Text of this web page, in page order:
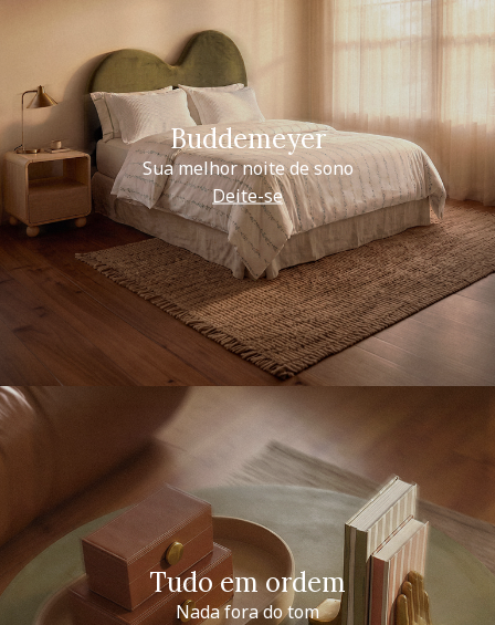
Buddemeyer
Sua melhor noite de sono
Deite-se
Tudo em ordem
Nada fora do tom